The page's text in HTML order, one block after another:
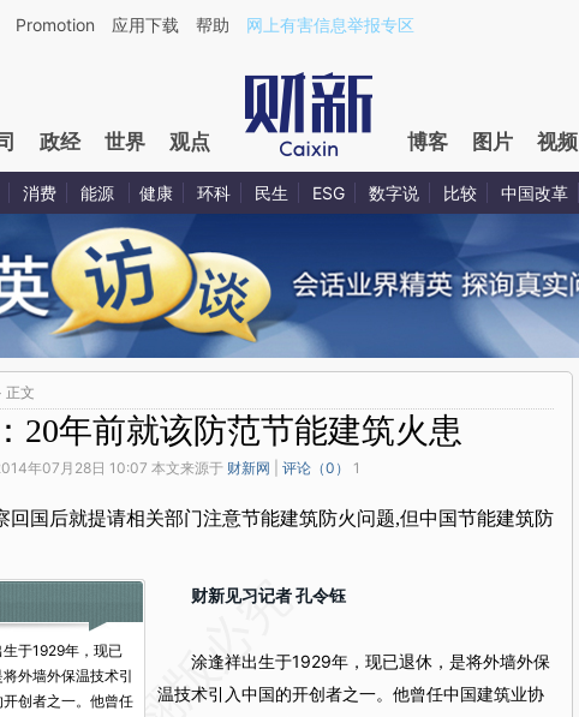
Promotion 应用下载 帮助 网上有害信息举报专区
政经 世界 观点 博客 图片 视频
消费 能源 健康 环科 民生 ESG 数字说 比较 中国改革
正文
20年前就该防范节能建筑火患
年07月28日 10:07 本文来源于 财新网 评论（0 ） 1
回国后就提请相关部门注意节能建筑防火问题,但中国节能建筑防
于1929年，现已
外墙外保温技术引
开创者之一。他曾任
财新见习记者 孔令钰
涂逢祥出生于1929年，现已退休，是将外墙外保
温技术引入中国的开创者之一。他曾任中国建筑业协